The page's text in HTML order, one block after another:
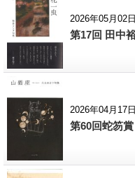
2026年05月02日
第17回 田中
2026年04月17日
第60回蛇笏